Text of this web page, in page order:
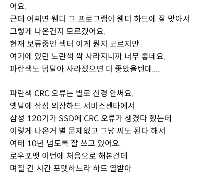
어요.
근데 어쩌면 웬디 그 프로그램이 웬디 하드에 잘 맞아서
그렇게 나온건지 모르겠어요.
현재 보류중인 섹터 이게 뭔지 모르지만
여기에 있던 노란색 싹 사라지니까 너무 좋네요.
파란색도 덩달아 사라졌으면 더 좋았을텐데....
파란색 CRC 오류는 별로 신경 안써요.
옛날에 삼성 외장하드 서비스센타에서
삼성 120기가 SSD에 CRC 오류가 생겼다 했는데
이렇게 나온거 별 문제없고 그냥 써도 된다 해서
여태 10년 넘도록 잘 쓰고 있어요.
로우포맷 이번에 처음으로 해본건데
며칠 긴 시간 포맷하느라 하드 열받아